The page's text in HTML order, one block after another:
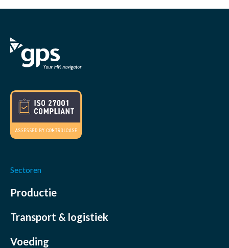
Sectoren
Productie
Transport & logistiek
Voeding